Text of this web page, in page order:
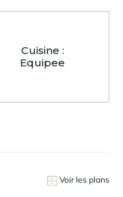
Cuisine :
Equipee
Voir les plans